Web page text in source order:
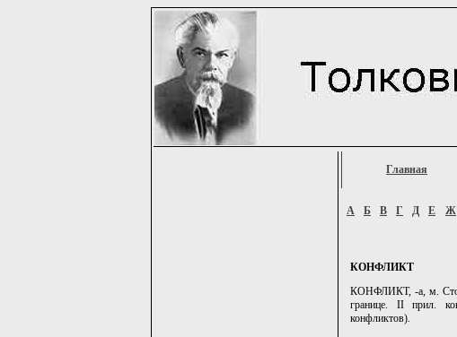
Главная
А Б В Г Д Е Ж
КОНФЛИКТ
КОНФЛИКТ, -а, м.
границе. II прил.
конфликтов).